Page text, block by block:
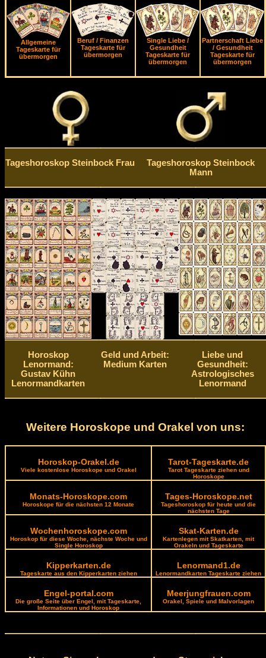
Allgemeine
Tageskarte für
übermorgen
Beruf / Finanzen
Tageskarte für
übermorgen
Single Liebe /
Gesundheit
Tageskarte für
übermorgen
Partnerschaft Liebe
/ Gesundheit
Tageskarte für
übermorgen
Tageshoroskop Steinbock Frau
Tageshoroskop Steinbock
Mann
Horoskop
Lenormand:
Gustav Kühn
Lenormandkarten
Geld und Arbeit:
Medium Karten
Liebe und
Gesundheit:
Astrologisches
Lenormand
Weitere Horoskope und Orakel von uns:
Horoskop-Orakel.de
Viele kostenlose Horoskope und Orakel
Tarot-Tageskarte.de
Tarot Tageskarte ziehen und
Horoskope
Monats-Horoskope.com
Horoskope für die nächsten 12 Monate
Tages-Horoskope.net
Tageshoroskop für heute und die
nächsten Tage
Wochenhoroskope.com
Horoskop für diese Woche, nächste Woche und
Single Horoskop
Skat-Karten.de
Kartenlegen mit Skatkarten, mit
Orakeln und Tageskarte
Kipperkarten.de
Tageskarte aus den Kipperkarten ziehen
Lenormand1.de
Lenormandkarten Tageskarte ziehen
Engel-portal.com
Die große Seite über Engel, mit Tageskarte,
Informationen und Horoskop
Meerjungfrauen.com
Orakel, Spiele und Malvorlagen